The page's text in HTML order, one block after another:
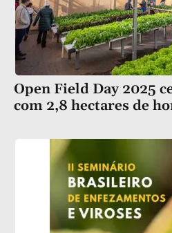
Open Field Day 2025
com 2,8 hectares de